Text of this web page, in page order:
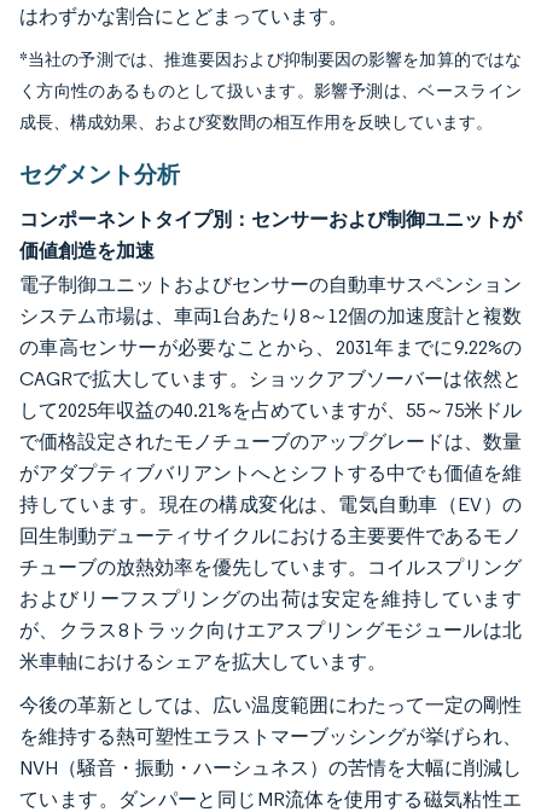
はわずかな割合にとどまっています。
*当社の予測では、推進要因および抑制要因の影響を加算的ではな
く方向性のあるものとして扱います。影響予測は、ベースライン
成長、構成効果、および変数間の相互作用を反映しています。
セグメント分析
コンポーネントタイプ別：センサーおよび制御ユニットが
価値創造を加速
電子制御ユニットおよびセンサーの自動車サスペンション
システム市場は、車両1台あたり8～12個の加速度計と複数
の車高センサーが必要なことから、2031年までに9.22%の
CAGRで拡大しています。ショックアブソーバーは依然と
して2025年収益の40.21%を占めていますが、55～75米ドル
で価格設定されたモノチューブのアップグレードは、数量
がアダプティブバリアントへとシフトする中でも価値を維
持しています。現在の構成変化は、電気自動車（EV）の
回生制動デューティサイクルにおける主要要件であるモノ
チューブの放熱効率を優先しています。コイルスプリング
およびリーフスプリングの出荷は安定を維持しています
が、クラス8トラック向けエアスプリングモジュールは北
米車軸におけるシェアを拡大しています。
今後の革新としては、広い温度範囲にわたって一定の剛性
を維持する熱可塑性エラストマーブッシングが挙げられ、
NVH（騒音・振動・ハーシュネス）の苦情を大幅に削減し
ています。ダンパーと同じMR流体を使用する磁気粘性エ